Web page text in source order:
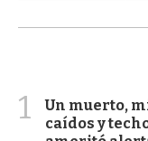
1
Un muerto,
caídos y